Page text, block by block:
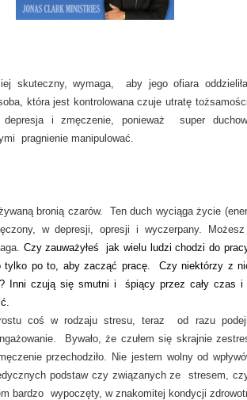
skuteczny, wymaga, aby jego ofiara
która jest kontrolowana czuje utratę
i zmęczenie, ponieważ super
pragnienie manipulować.
bronią czarów. Ten duch wyciąga życie
w depresji, opresji i wyczerpany. Możesz
Czy zauważyłeś jak wielu ludzi chodzi do
tylko po to, aby zacząć pracę. Czy niektórzy z
Inni czują się smutni i śpiący przez cały czas
coś w rodzaju stresu, teraz od razu
Bywało, że czułem się skrajnie
przechodziło. Nie jestem wolny od
podstaw czy związanych ze stresem,
bardzo wypoczęty, w znakomitej kondycji